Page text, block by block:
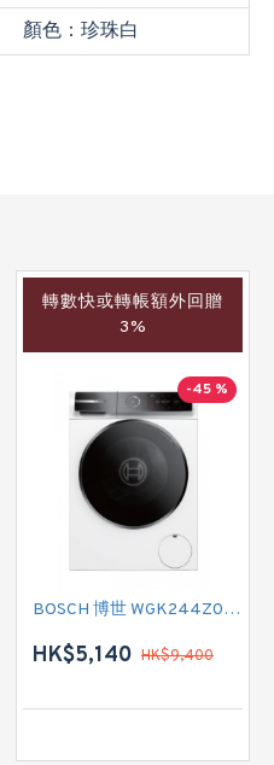
顏色：珍珠白
轉數快或轉帳額外回贈
3%
-45 %
BOSCH 博世 WGK244Z0HK 前置式洗衣機 (9 公斤,1400 轉/分鐘)
HK$5,140 HK$9,400